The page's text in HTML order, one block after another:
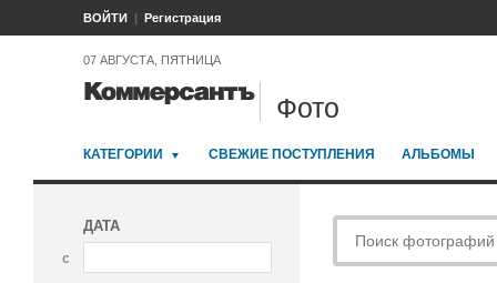
ВОЙТИ Регистрация
07 АВГУСТА, ПЯТНИЦА
Фото
КАТЕГОРИИ СВЕЖИЕ ПОСТУПЛЕНИЯ АЛЬБОМЫ
ДАТА
с